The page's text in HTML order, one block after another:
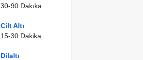
30-90 Dakıka
Cilt Altı
15-30 Dakika
Dilaltı